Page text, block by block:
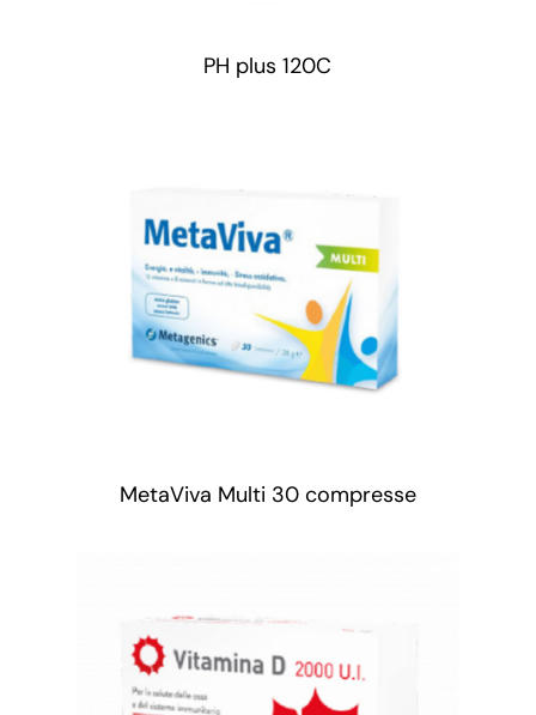
PH plus 120C
MetaViva Multi 30 compresse